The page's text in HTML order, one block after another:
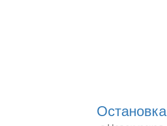
Остановка